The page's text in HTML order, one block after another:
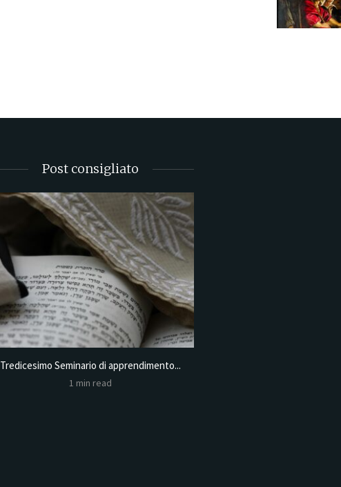
Post consigliato
Tredicesimo Seminario di apprendimento...
1 min read